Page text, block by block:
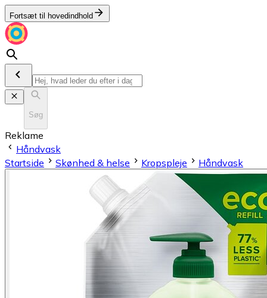
Fortsæt til hovedindhold
Søg
Reklame
Håndvask
Startside
Skønhed & helse Kropspleje Håndvask